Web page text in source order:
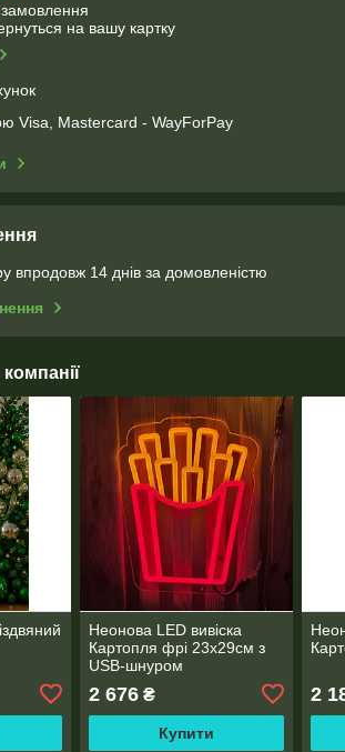
на вашу картку
Visa, Mastercard - WayForPay
впродовж 14 днів за домовленістю
Неонова LED вивіска
Картопля фрі 23х29см з
USB-шнуром
2 676₴
Купити
2